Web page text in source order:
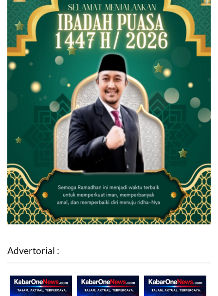
Advertorial :